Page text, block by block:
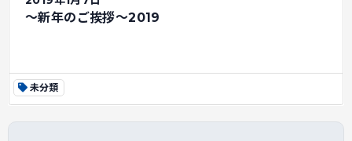
～新年のご挨拶～2019
未分類